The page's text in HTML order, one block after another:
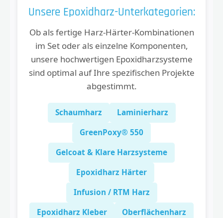
Unsere Epoxidharz-Unterkategorien:
Ob als fertige Harz-Härter-Kombinationen
im Set oder als einzelne Komponenten,
unsere hochwertigen Epoxidharzsysteme
sind optimal auf Ihre spezifischen Projekte
abgestimmt.
Schaumharz
Laminierharz
GreenPoxy® 550
Gelcoat & Klare Harzsysteme
Epoxidharz Härter
Infusion / RTM Harz
Epoxidharz Kleber
Oberflächenharz